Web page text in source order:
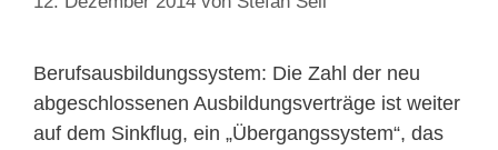
Berufsausbildungssystem: Die Zahl der neu
abgeschlossenen Ausbildungsverträge ist weiter
auf dem Sinkflug, ein „Übergangssystem“, das